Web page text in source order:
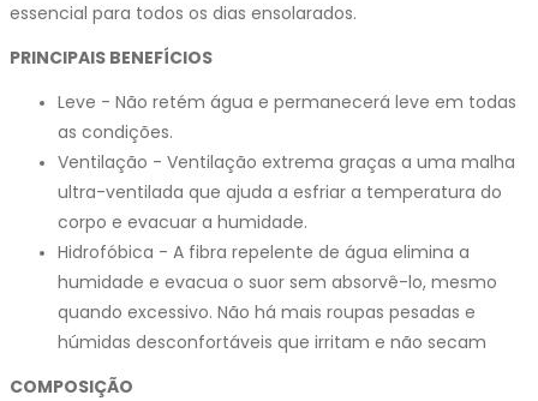
essencial para todos os dias ensolarados.
PRINCIPAIS BENEFÍCIOS
Leve - Não retém água e permanecerá leve em todas
as condições.
Ventilação - Ventilação extrema graças a uma malha
ultra-ventilada que ajuda a esfriar a temperatura do
corpo e evacuar a humidade.
Hidrofóbica - A fibra repelente de água elimina a
humidade e evacua o suor sem absorvê-lo, mesmo
quando excessivo. Não há mais roupas pesadas e
húmidas desconfortáveis que irritam e não secam
COMPOSIÇÃO